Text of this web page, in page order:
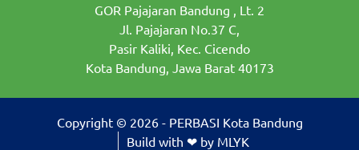
GOR Pajajaran Bandung , Lt. 2
Jl. Pajajaran No.37 C,
Pasir Kaliki, Kec. Cicendo
Kota Bandung, Jawa Barat 40173
Copyright © 2026 - PERBASI Kota Bandung
Build with ❤ by MLYK